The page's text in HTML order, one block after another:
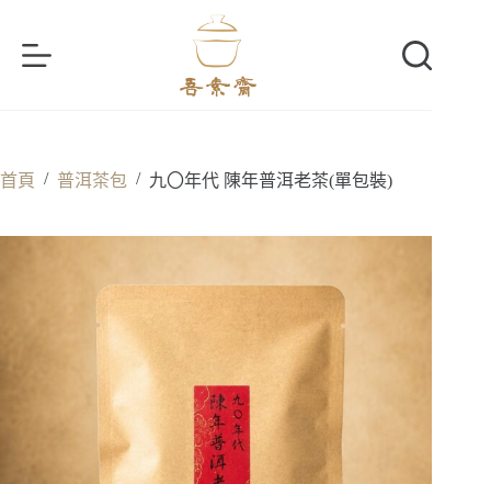
首頁 / 普洱茶包 / 九〇年代 陳年普洱老茶(單包裝)